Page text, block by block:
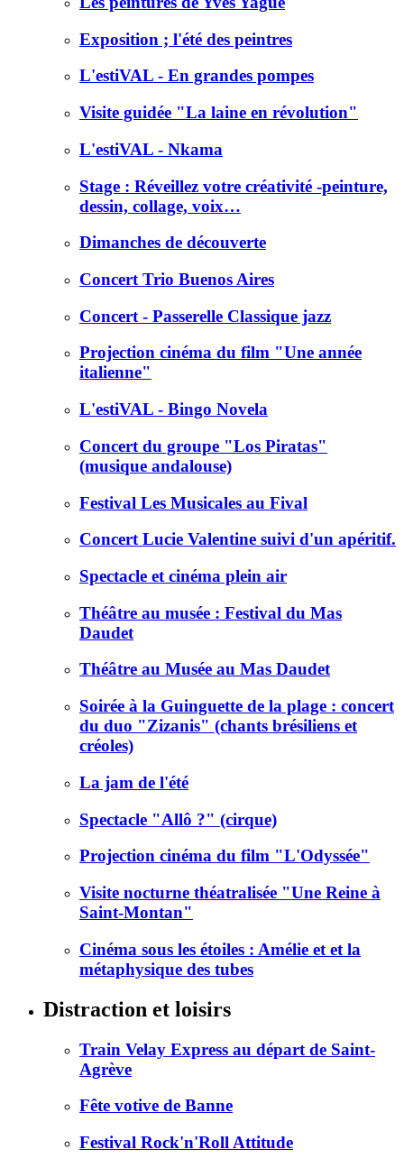
Exposition ; l'été des peintres
L'estiVAL - En grandes pompes
Visite guidée "La laine en révolution"
L'estiVAL - Nkama
Stage : Réveillez votre créativité -peinture,
dessin, collage, voix…
Dimanches de découverte
Concert Trio Buenos Aires
Concert - Passerelle Classique jazz
Projection cinéma du film "Une année
italienne"
L'estiVAL - Bingo Novela
Concert du groupe "Los Piratas"
(musique andalouse)
Festival Les Musicales au Fival
Concert Lucie Valentine suivi d'un apéritif.
Spectacle et cinéma plein air
Théâtre au musée : Festival du Mas
Daudet
Théâtre au Musée au Mas Daudet
Soirée à la Guinguette de la plage : concert
du duo "Zizanis" (chants brésiliens et
créoles)
La jam de l'été
Spectacle "Allô ?" (cirque)
Projection cinéma du film "L'Odyssée"
Visite nocturne théatralisée "Une Reine à
Saint-Montan"
Cinéma sous les étoiles : Amélie et et la
métaphysique des tubes
Distraction et loisirs
Train Velay Express au départ de Saint-
Agrève
Fête votive de Banne
Festival Rock'n'Roll Attitude